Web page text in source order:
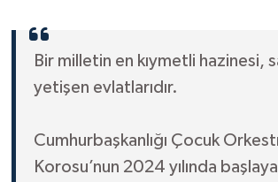
Bir milletin en kıymetli hazinesi,
yetişen evlatlarıdır.
Cumhurbaşkanlığı Çocuk
Korosu’nun 2024 yılında